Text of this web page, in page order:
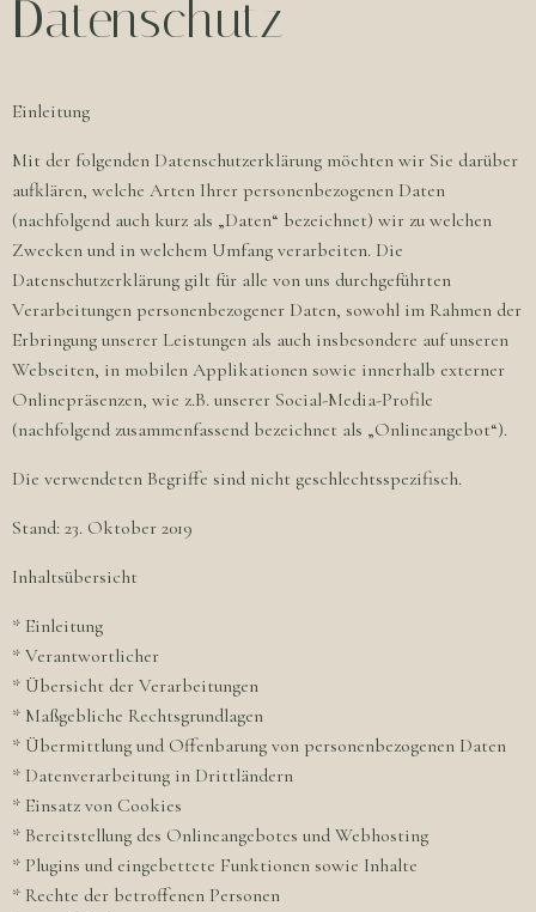
Datenschutz
Einleitung
Mit der folgenden Datenschutzerklärung möchten wir Sie darüber
aufklären, welche Arten Ihrer personenbezogenen Daten
(nachfolgend auch kurz als „Daten“ bezeichnet) wir zu welchen
Zwecken und in welchem Umfang verarbeiten. Die
Datenschutzerklärung gilt für alle von uns durchgeführten
Verarbeitungen personenbezogener Daten, sowohl im Rahmen der
Erbringung unserer Leistungen als auch insbesondere auf unseren
Webseiten, in mobilen Applikationen sowie innerhalb externer
Onlinepräsenzen, wie z.B. unserer Social-Media-Profile
(nachfolgend zusammenfassend bezeichnet als „Onlineangebot“).
Die verwendeten Begriffe sind nicht geschlechtsspezifisch.
Stand: 23. Oktober 2019
Inhaltsübersicht
* Einleitung
* Verantwortlicher
* Übersicht der Verarbeitungen
* Maßgebliche Rechtsgrundlagen
* Übermittlung und Offenbarung von personenbezogenen Daten
* Datenverarbeitung in Drittländern
* Einsatz von Cookies
* Bereitstellung des Onlineangebotes und Webhosting
* Plugins und eingebettete Funktionen sowie Inhalte
* Rechte der betroffenen Personen